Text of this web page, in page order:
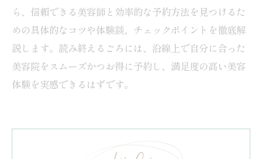
ら、信頼できる美容師と効率的な予約方法を見つけるた
めの具体的なコツや体験談、チェックポイントを徹底解
説します。読み終えるごろには、沿線上で自分に合った
美容院をスムーズかつお得に予約し、満足度の高い美容
体験を実感できるはずです。